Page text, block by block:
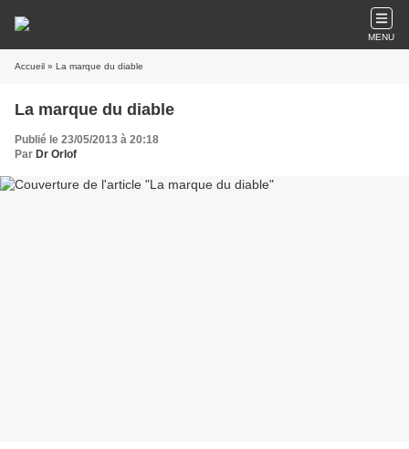
MENU
Accueil » La marque du diable
La marque du diable
Publié le 23/05/2013 à 20:18
Par Dr Orlof